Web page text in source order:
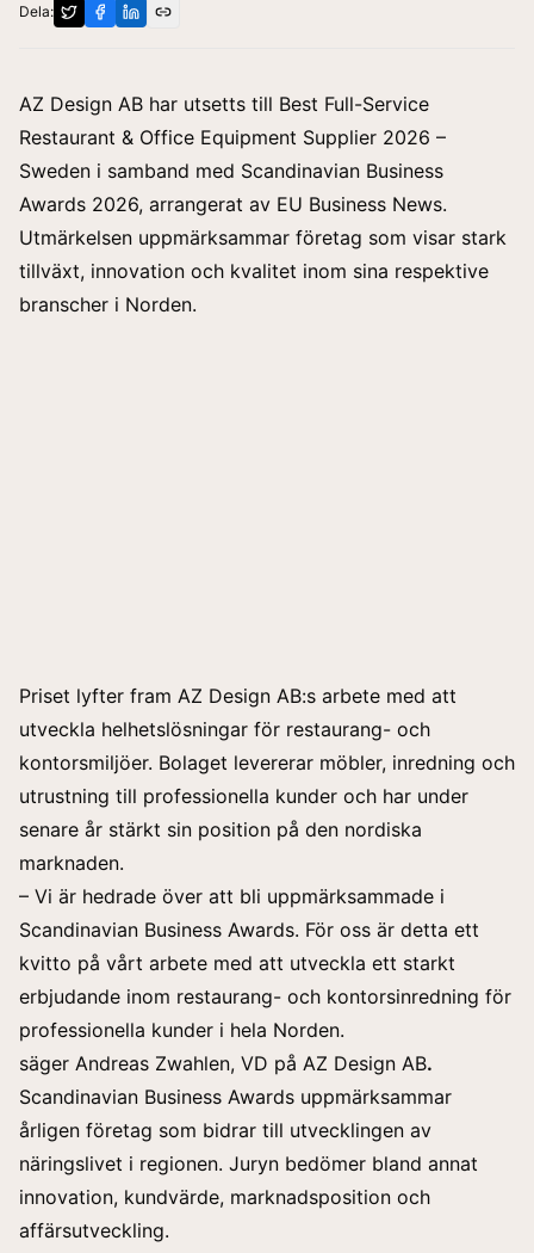
Dela:
AZ Design AB har utsetts till Best Full-Service
Restaurant & Office Equipment Supplier 2026 –
Sweden i samband med Scandinavian Business
Awards 2026, arrangerat av EU Business News.
Utmärkelsen uppmärksammar företag som visar stark
tillväxt, innovation och kvalitet inom sina respektive
branscher i Norden.
Priset lyfter fram AZ Design AB:s arbete med att
utveckla helhetslösningar för restaurang- och
kontorsmiljöer. Bolaget levererar möbler, inredning och
utrustning till professionella kunder och har under
senare år stärkt sin position på den nordiska
marknaden.
– Vi är hedrade över att bli uppmärksammade i
Scandinavian Business Awards. För oss är detta ett
kvitto på vårt arbete med att utveckla ett starkt
erbjudande inom restaurang- och kontorsinredning för
professionella kunder i hela Norden.
säger Andreas Zwahlen, VD på AZ Design AB.
Scandinavian Business Awards uppmärksammar
årligen företag som bidrar till utvecklingen av
näringslivet i regionen. Juryn bedömer bland annat
innovation, kundvärde, marknadsposition och
affärsutveckling.